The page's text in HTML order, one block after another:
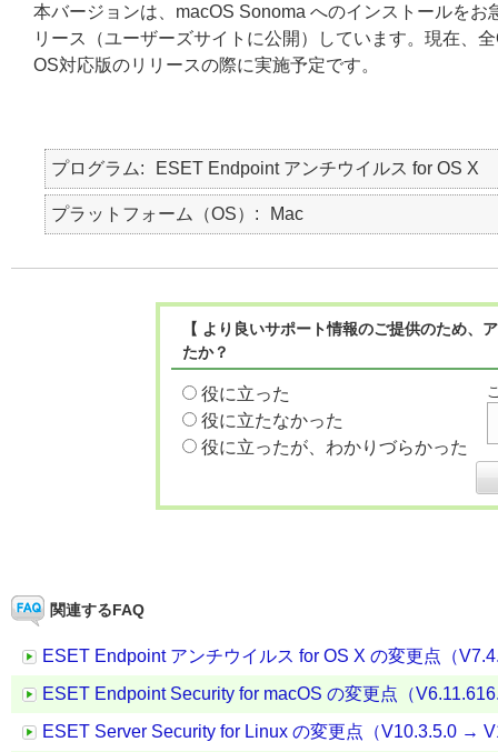
本バージョンは、macOS Sonoma へのインストールを
リース（ユーザーズサイトに公開）しています。現在、
OS対応版のリリースの際に実施予定です。
プログラム ESET Endpoint アンチウイルス for OS X
プラットフォーム（OS） Mac
【 より良いサポート情報のご提供のため
たか？
役に立った
役に立たなかった
役に立ったが、わかりづらかった
関連するFAQ
ESET Endpoint アンチウイルス for OS X の変更点（
ESET Endpoint Security for macOS の変更点（
ESET Server Security for Linux の変更点（V10.3.5.0 →